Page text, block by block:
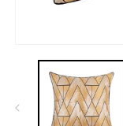
multimédia
modálním
okně